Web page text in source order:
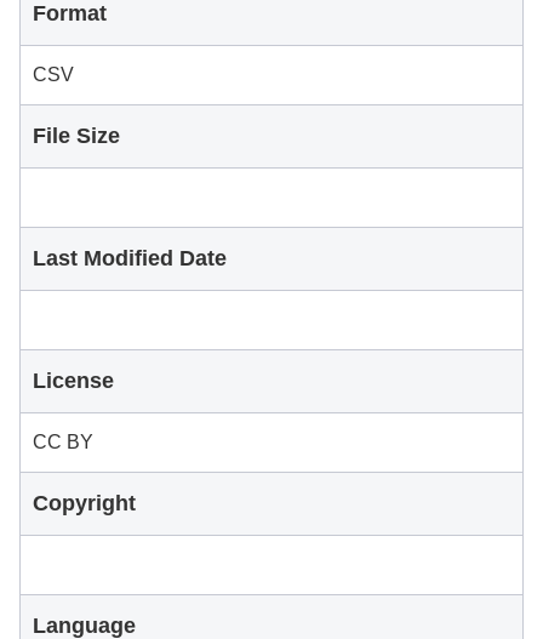
Format
CSV
File Size
Last Modified Date
License
CC BY
Copyright
Language